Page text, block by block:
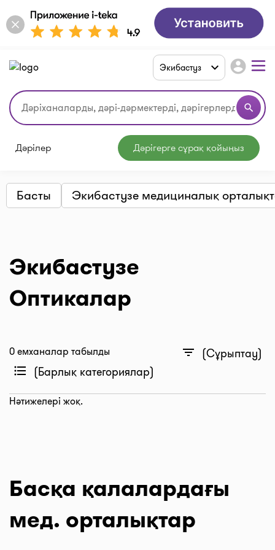
search
Экибастуз account_circle
Дәрілер Дәрігерге сұрақ қойыңыз
Басты Экибастузе медициналық
Экибастузе
Оптикалар
0 емханалар табылды filter_list (Сұрыптау)
format_list_bulleted (Барлық категориялар)
Нәтижелері жоқ.
Басқа қалалардағы
мед. орталықтар